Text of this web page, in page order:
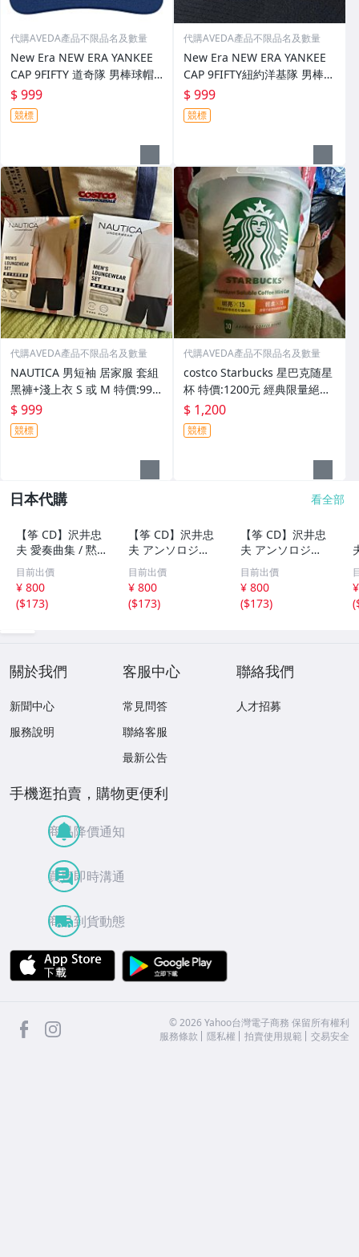
代購AVEDA產品不限品名及數量
New Era NEW ERA YANKEE
CAP 9FIFTY 道奇隊 男棒球帽
寶藍色款 特價:999元 單一尺寸
(ONE SIZE)
$ 999
競標
代購AVEDA產品不限品名及數量
New Era NEW ERA YANKEE
CAP 9FIFTY紐約洋基隊 男棒球
帽 深藍色款 特價:999元 單一
尺寸 (ONE SIZE)
$ 999
競標
代購AVEDA產品不限品名及數量
NAUTICA 男短袖 居家服 套組
黑褲+淺上衣 S 或 M 特價:999
元 亞洲尺寸(ASIAN) 此商品為
真品平行輸入
$ 999
競標
代購AVEDA產品不限品名及數量
costco Starbucks 星巴克随星
杯 特價:1200元 經典限量絕版
品 交換禮物最佳首選
$ 1,200
競標
日本代購 看全部
【筝 CD】沢井忠
夫 愛奏曲集 / 黙
示 、波 、二つの
相 、箏二重奏ソ
ナタ 杵屋正邦 、
入野義朗 、小野
目前出價
¥ 800
($173)
【筝 CD】沢井忠
夫 アンソロジー
「凜」からの分売
沢井忠夫作品集
ライブ 風衣、水
の声、枯野砧、五
目前出價
¥ 800
($173)
【筝 CD】沢井忠
夫 アンソロジー
「凜」からの分売
沢井忠夫 作品集
第三集 “光る海”
（限定販売） 200
目前出價
¥ 800
($173)
(
關於我們
新聞中心
服務說明
客服中心
常見問答
聯絡客服
最新公告
聯絡我們
人才招募
手機逛拍賣，購物更便利
商品降價通知
買賣即時溝通
商品到貨動態
APP Store
facebook ©2026 Yahoo台灣電子商務 保留所有權利
服務條款
隱私權 拍賣使用規範 交易安全